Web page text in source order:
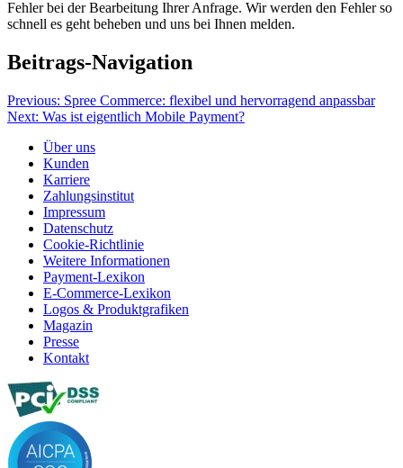
Fehler bei der Bearbeitung Ihrer Anfrage. Wir werden den Fehler so
schnell es geht beheben und uns bei Ihnen melden.
Beitrags-Navigation
Previous: Spree Commerce: flexibel und hervorragend anpassbar
Next: Was ist eigentlich Mobile Payment?
Über uns
Kunden
Karriere
Zahlungsinstitut
Impressum
Datenschutz
Cookie-Richtlinie
Weitere Informationen
Payment-Lexikon
E-Commerce-Lexikon
Logos & Produktgrafiken
Magazin
Presse
Kontakt